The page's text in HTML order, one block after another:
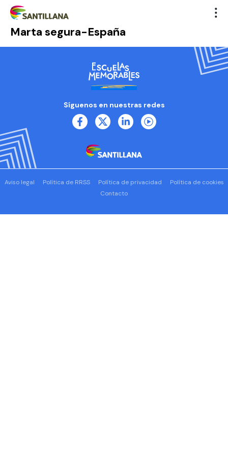
Marta segura-España
Síguenos en nuestras redes
Aviso legal Política de RRSS Política de privacidad
Política de cookies
Contacto